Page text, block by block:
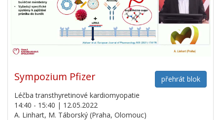
přehrát blok
Sympozium Pfizer
Léčba transthyretinové kardiomyopatie
14:40 - 15:40 | 12.05.2022
A. Linhart, M. Táborský (Praha, Olomouc)